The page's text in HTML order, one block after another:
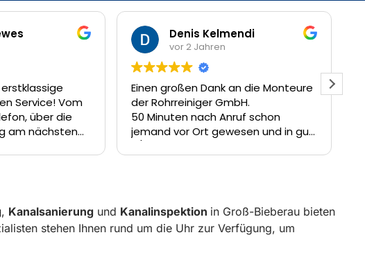
an die Monteure
schon
und in gut
Heiko Schnurbusch
vor 2 Jahren
Sehr freundlich .... sofort vor Ort ....
hier wird man nicht vertröstet ....
sehr gut weiter so .... ich würde mich
sofort wieder hier melden .... großes
, Kanalsanierung und Kanalinspektion in Groß-Bieberau bieten
stehen Ihnen rund um die Uhr zur Verfügung, um